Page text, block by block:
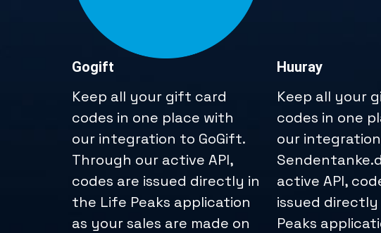
Gogift
Keep all your gift card
codes in one place with
our integration to GoGift.
Through our active API,
codes are issued directly in
the Life Peaks application
as your sales are made on
Huuray
Keep all your
codes in one
our
active API,
issued
Peaks